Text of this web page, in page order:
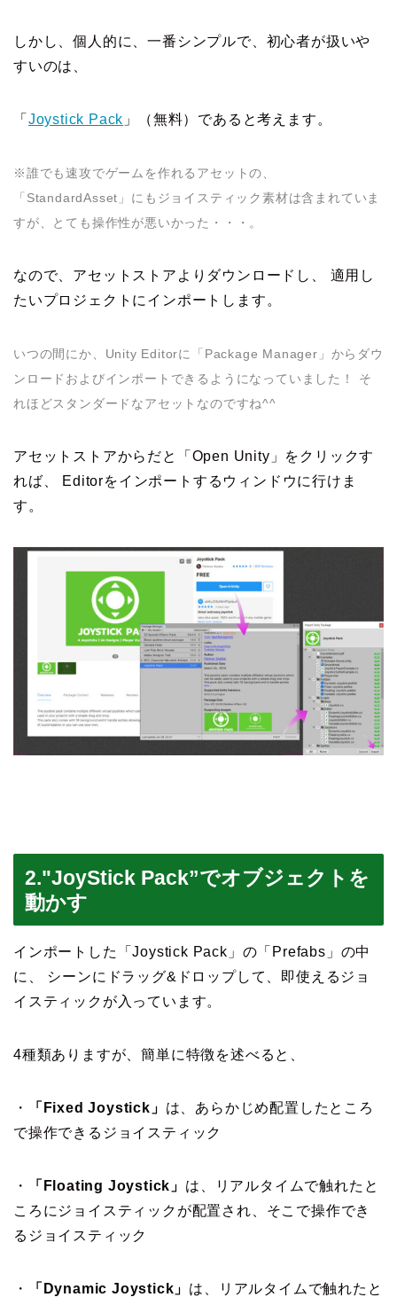
しかし、個人的に、一番シンプルで、初心者が扱いや
すいのは、
「 Joystick Pack 」（無料）であると考えます。
※誰でも速攻でゲームを作れるアセットの、
「StandardAsset」にもジョイスティック素材は含まれていま
すが、とても操作性が悪いかった・・・。
なので、アセットストアよりダウンロードし、 適用し
たいプロジェクトにインポートします。
いつの間にか、Unity Editorに「Package Manager」からダウ
ンロードおよびインポートできるようになっていました！ そ
れほどスタンダードなアセットなのですね^^
アセットストアからだと「Open Unity」をクリックす
れば、 Editorをインポートするウィンドウに行けま
す。
2."JoyStick Pack”でオブジェクトを
動かす
インポートした「Joystick Pack」の「Prefabs」の中
に、 シーンにドラッグ&ドロップして、即使えるジョ
イスティックが入っています。
4種類ありますが、簡単に特徴を述べると、
・ 「Fixed Joystick」 は、あらかじめ配置したところ
で操作できるジョイスティック
・ 「Floating Joystick」 は、リアルタイムで触れたと
ころにジョイスティックが配置され、そこで操作でき
るジョイスティック
・ 「Dynamic Joystick」 は、リアルタイムで触れたと